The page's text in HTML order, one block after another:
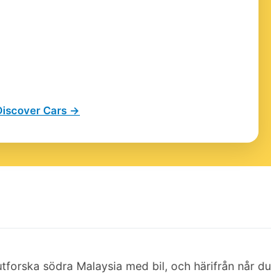
Cars →
södra Malaysia med bil, och härifrån når du